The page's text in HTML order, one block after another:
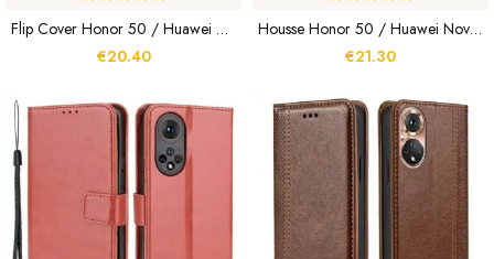
Flip Cover Honor 50 / Huawei Nova 9 Cuir Litchi Fendu Élégance
€20.40
Housse Honor 50 / Huawei Nova 9 Cuir Nappa Fendu
€21.30